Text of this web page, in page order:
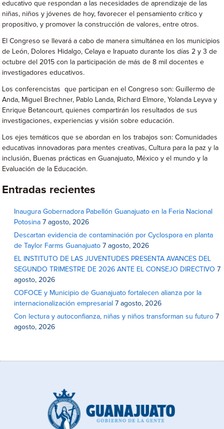
educativo que respondan a las necesidades de aprendizaje de las
niñas, niños y jóvenes de hoy, favorecer el pensamiento crítico y
propositivo, y promover la construcción de valores, entre otros.
El Congreso se llevará a cabo de manera simultánea en los municipios
de León, Dolores Hidalgo, Celaya e Irapuato durante los días 2 y 3 de
octubre del 2015 con la participación de más de 8 mil docentes e
investigadores educativos.
Los conferencistas que participan en el Congreso son: Guillermo de
Anda, Miguel Brechner, Pablo Landa, Richard Elmore, Yolanda Leyva y
Enrique Betancourt, quienes compartirán los resultados de sus
investigaciones, experiencias y visión sobre educación.
Los ejes temáticos que se abordan en los trabajos son: Comunidades
educativas innovadoras para mentes creativas, Cultura para la paz y la
inclusión, Buenas prácticas en Guanajuato, México y el mundo y la
Evaluación de la Educación.
Entradas recientes
Inaugura Gobernadora Pabellón Guanajuato en la Feria Nacional
Potosina 7 agosto, 2026
Descartan evidencia de contaminación por Cyclospora en planta
de Taylor Farms Guanajuato 7 agosto, 2026
EL INSTITUTO DE LAS JUVENTUDES PRESENTA AVANCES DEL
SEGUNDO TRIMESTRE DE 2026 ANTE EL CONSEJO DIRECTIVO 7
agosto, 2026
COFOCE y Municipio de Guanajuato fortalecen alianza por la
internacionalización empresarial 7 agosto, 2026
Con lectura y autoconfianza, niñas y niños transforman su futuro 7
agosto, 2026